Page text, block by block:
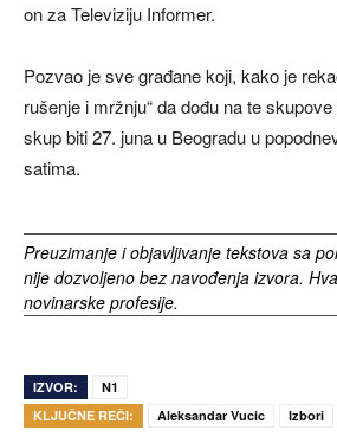
on za Televiziju Informer.
Pozvao je sve građane koji, kako je
rušenje i mržnju“ da dođu na te
skup biti 27. juna u Beogradu u
satima.
Preuzimanje i objavljivanje tekstova sa
nije dozvoljeno bez navođenja izvora.
novinarske profesije.
IZVOR:
N1
KLJUČNE REČI:
Aleksandar Vucic Izbori